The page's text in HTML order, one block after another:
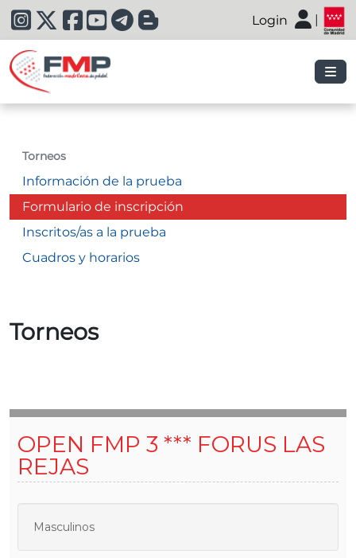
|
Login |
Torneos
Información de la prueba
Formulario de inscripción
Inscritos/as a la prueba
Cuadros y horarios
Torneos